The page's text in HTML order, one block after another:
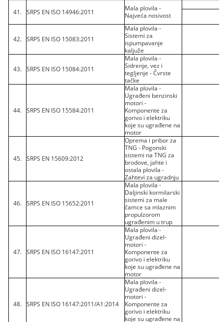
41. SRPS EN ISO 14946:2011
Mala plovila -
Najveća nosivost
42. SRPS EN ISO 15083:2011
Mala plovila -
Sistemi za
ispumpavanje
kaljuže
43. SRPS EN ISO 15084:2011
Mala plovila -
Sidrenje, vez i
tegljenje - Čvrste
tačke
44. SRPS EN ISO 15584:2011
Mala plovila -
Ugrađeni benzinski
motori -
Komponente za
gorivo i elektriku
koje su ugrađene na
motor
45. SRPS EN 15609:2012
Oprema i pribor za
TNG - Pogonski
sistemi na TNG za
brodove, jahte i
ostala plovila -
Zahtevi za ugradnju
46. SRPS EN ISO 15652:2011
Mala plovila -
Daljinski kormilarski
sistemi za male
čamce sa mlaznim
propulzorom
ugrađenim u trup
47. SRPS EN ISO 16147:2011
Mala plovila -
Ugrađeni dizel-
motori -
Komponente za
gorivo i elektriku
koje su ugrađene na
motor
48. SRPS EN ISO 16147:2011/A1:2014
Mala plovila -
Ugrađeni dizel-
motori -
Komponente za
gorivo i elektriku
koje su ugrađene na